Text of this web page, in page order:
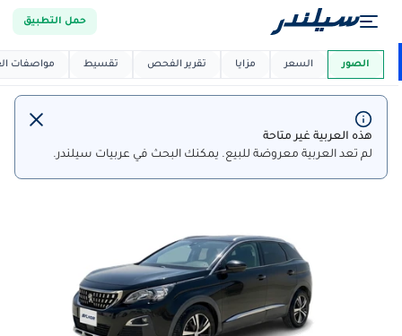
حمل التطبيق
العربية دي ماركت
هذه العربية غير متاحة
لم تعد العربية معروضة للبيع. يمكنك البحث في عربيات سيلندر.
الصور السعر مزايا تقرير الفحص تقسيط مواصفات